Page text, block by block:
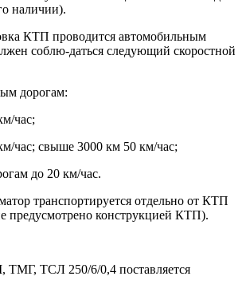
наличии).
КТП проводится автомобильным
соблю-даться следующий скоростной
дорогам:
час;
час; свыше 3000 км 50 км/час;
до 20 км/час.
транспортируется отдельно от КТП
предусмотрено конструкцией КТП).
ТМГ, ТСЛ 250/6/0,4 поставляется